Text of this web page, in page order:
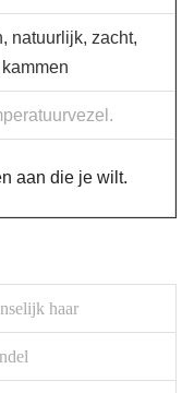
natuurlijk, zacht,
aan die je wilt.
haar